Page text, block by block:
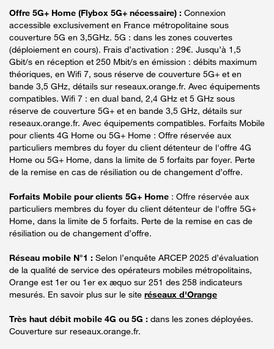
Offre 5G+ Home (Flybox 5G+ nécessaire) : Connexion
accessible exclusivement en France métropolitaine sous
couverture 5G en 3,5GHz. 5G : dans les zones couvertes
(déploiement en cours). Frais d’activation : 29€. Jusqu’à 1,5
Gbit/s en réception et 250 Mbit/s en émission : débits maximum
théoriques, en Wifi 7, sous réserve de couverture 5G+ et en
bande 3,5 GHz, détails sur reseaux.orange.fr. Avec équipements
compatibles. Wifi 7 : en dual band, 2,4 GHz et 5 GHz sous
réserve de couverture 5G+ et en bande 3,5 GHz, détails sur
reseaux.orange.fr. Avec équipements compatibles. Forfaits Mobile
pour clients 4G Home ou 5G+ Home : Offre réservée aux
particuliers membres du foyer du client détenteur de l'offre 4G
Home ou 5G+ Home, dans la limite de 5 forfaits par foyer. Perte
de la remise en cas de résiliation ou de changement d’offre.
Forfaits Mobile pour clients 5G+ Home : Offre réservée aux
particuliers membres du foyer du client détenteur de l'offre 5G+
Home, dans la limite de 5 forfaits. Perte de la remise en cas de
résiliation ou de changement d’offre.
Réseau mobile N°1 : Selon l’enquête ARCEP 2025 d’évaluation
de la qualité de service des opérateurs mobiles métropolitains,
Orange est 1er ou 1er ex æquo sur 251 des 258 indicateurs
mesurés. En savoir plus sur le site réseaux d'Orange
Très haut débit mobile 4G ou 5G : dans les zones déployées.
Couverture sur reseaux.orange.fr.